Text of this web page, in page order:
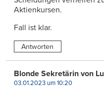
Aktienkursen.
Fall ist klar.
Antworten
Blonde Sekretärin von
03.01.2023 um 10:20